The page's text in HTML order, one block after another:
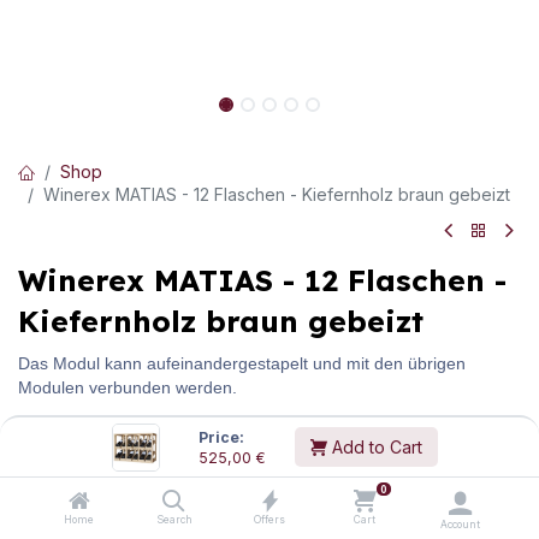
Price:
525,00 € Add to Cart
Home Search Offers
0
Cart Account
Shop
Winerex MATIAS - 12 Flaschen - Kiefernholz braun gebeizt
Winerex MATIAS - 12 Flaschen -
Kiefernholz braun gebeizt
Das Modul kann aufeinandergestapelt und mit den übrigen
Modulen verbunden werden.
Abmessungen:(H/B/T)510 mm / 680 mm / 320 mm
Gewicht:
525,00